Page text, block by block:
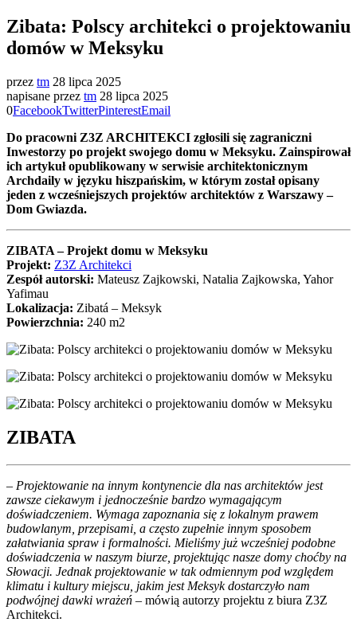
Zibata: Polscy architekci o projektowaniu
domów w Meksyku
przez tm 28 lipca 2025
napisane przez tm 28 lipca 2025
0FacebookTwitterPinterestEmail
Do pracowni Z3Z ARCHITEKCI zgłosili się zagraniczni
Inwestorzy po projekt swojego domu w Meksyku. Zainspirował
ich artykuł opublikowany w serwisie architektonicznym
Archdaily w języku hiszpańskim, w którym został opisany
jeden z wcześniejszych projektów architektów z Warszawy –
Dom Gwiazda.
ZIBATA – Projekt domu w Meksyku
Projekt: Z3Z Architekci
Zespół autorski: Mateusz Zajkowski, Natalia Zajkowska, Yahor
Yafimau
Lokalizacja: Zibatá – Meksyk
Powierzchnia: 240 m2
ZIBATA
– Projektowanie na innym kontynencie dla nas architektów jest
zawsze ciekawym i jednocześnie bardzo wymagającym
doświadczeniem. Wymaga zapoznania się z lokalnym prawem
budowlanym, przepisami, a często zupełnie innym sposobem
załatwiania spraw i formalności. Mieliśmy już wcześniej podobne
doświadczenia w naszym biurze, projektując nasze domy choćby na
Słowacji. Jednak projektowanie w tak odmiennym pod względem
klimatu i kultury miejscu, jakim jest Meksyk dostarczyło nam
podwójnej dawki wrażeń – mówią autorzy projektu z biura Z3Z
Architekci.